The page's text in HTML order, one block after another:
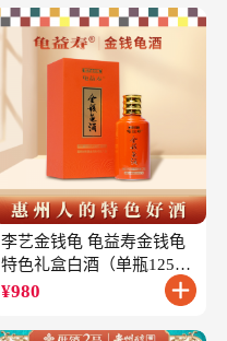
李艺金钱龟 龟益寿金钱龟
特色礼盒白酒（单瓶125ml
礼盒装）
¥980